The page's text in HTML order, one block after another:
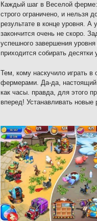
Каждый шаг в Веселой
строго ограничено, и нельзя
результате в конце уровня.
закончится очень не скоро.
успешного завершения
приходится собирать десятки
Тем, кому наскучило играть в
фермерами. Да-да, настоящий
как часы. правда, для этого
вперед! Устанавливать